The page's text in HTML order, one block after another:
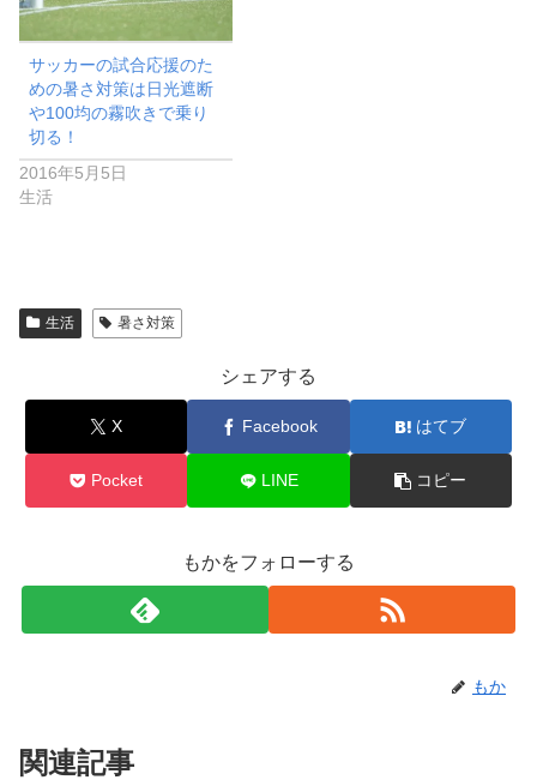
サッカーの試合応援のた
めの暑さ対策は日光遮断
や100均の霧吹きで乗り
切る！
2016年5月5日
生活
生活 暑さ対策
シェアする
X Facebook はてブ
Pocket LINE コピー
もかをフォローする
もか
関連記事